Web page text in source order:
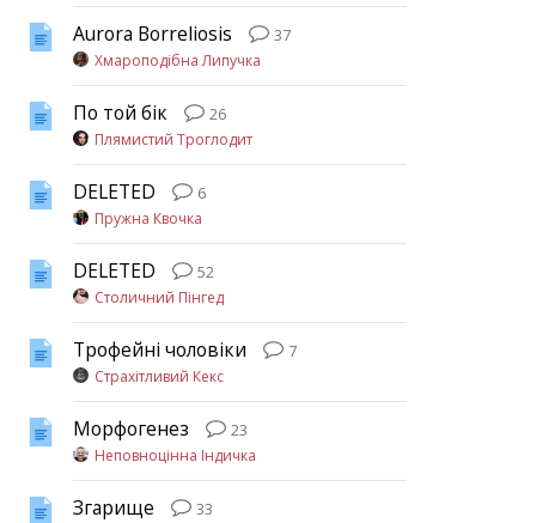
Aurora Borreliosis
37
Хмароподібна Липучка
По той бік
26
Плямистий Троглодит
DELETED
6
Пружна Квочка
DELETED
52
Столичний Пінгед
Трофейні чоловіки
7
Страхітливий Кекс
Морфогенез
23
Неповноцінна Індичка
Згарище
33